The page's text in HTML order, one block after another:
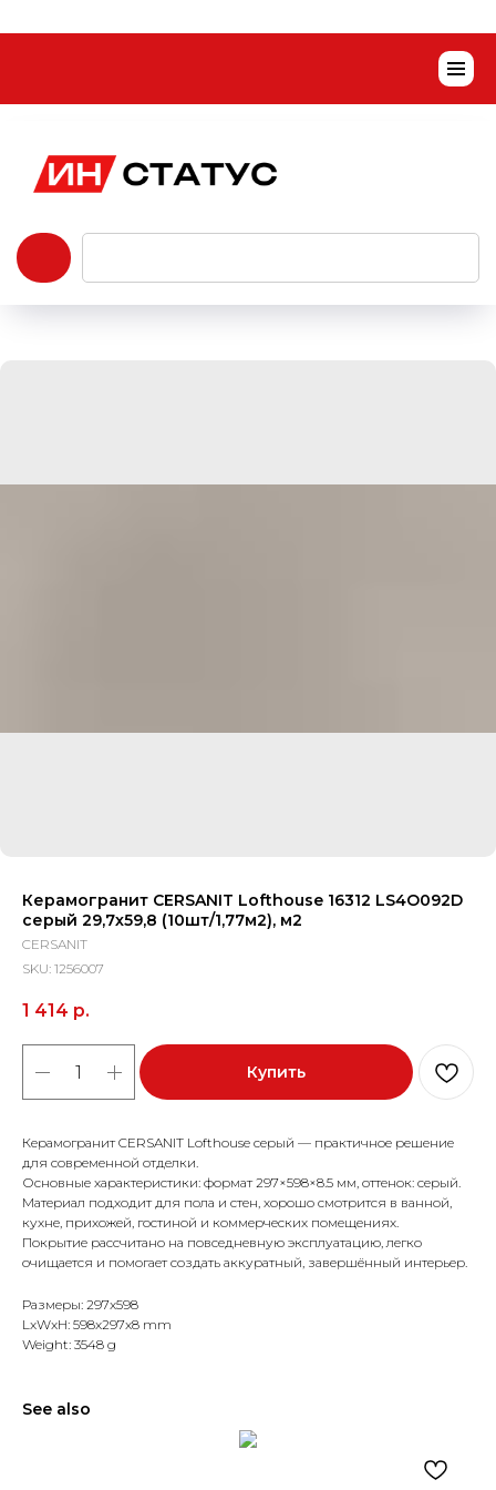
Керамогранит CERSANIT Lofthouse 16312 LS4O092D
серый 29,7х59,8 (10шт/1,77м2), м2
CERSANIT
SKU: 1256007
1 414 р.
Купить
Керамогранит CERSANIT Lofthouse серый — практичное решение
для современной отделки.
Основные характеристики: формат 297×598×8.5 мм, оттенок: серый.
Материал подходит для пола и стен, хорошо смотрится в ванной,
кухне, прихожей, гостиной и коммерческих помещениях.
Покрытие рассчитано на повседневную эксплуатацию, легко
очищается и помогает создать аккуратный, завершённый интерьер.
Размеры: 297x598
LxWxH: 598x297x8 mm
Weight: 3548 g
See also